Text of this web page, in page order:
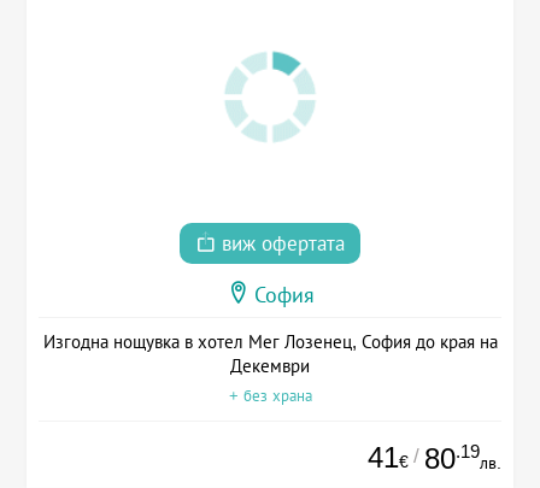
виж офертата
София
Изгодна нощувка в хотел Мег Лозенец, София до края на
Декември
+ без храна
41€ / 80.19
лв.